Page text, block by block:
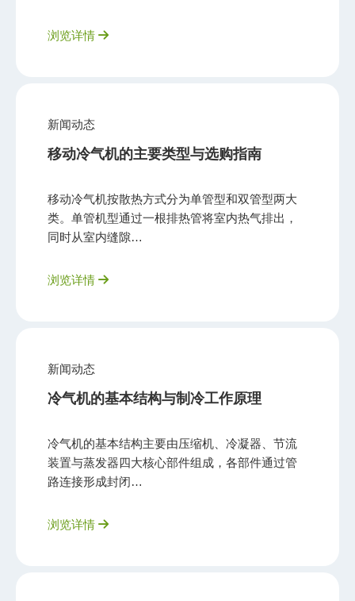
浏览详情
新闻动态
移动冷气机的主要类型与选购指南
移动冷气机按散热方式分为单管型和双管型两大
类。单管机型通过一根排热管将室内热气排出，
同时从室内缝隙…
浏览详情
新闻动态
冷气机的基本结构与制冷工作原理
冷气机的基本结构主要由压缩机、冷凝器、节流
装置与蒸发器四大核心部件组成，各部件通过管
路连接形成封闭…
浏览详情